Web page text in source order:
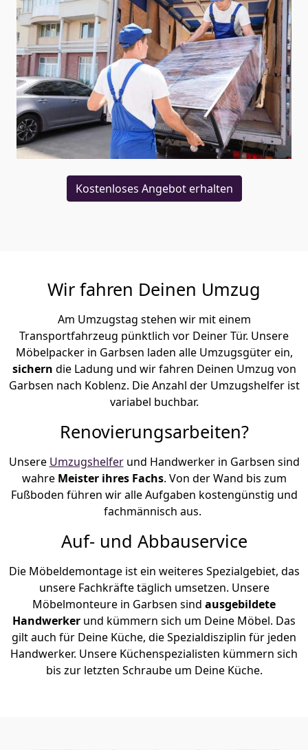
Kostenloses Angebot erhalten
Wir fahren Deinen Umzug
Am Umzugstag stehen wir mit einem
Transportfahrzeug pünktlich vor Deiner Tür. Unsere
Möbelpacker in Garbsen laden alle Umzugsgüter ein,
sichern die Ladung und wir fahren Deinen Umzug von
Garbsen nach Koblenz. Die Anzahl der Umzugshelfer ist
variabel buchbar.
Renovierungsarbeiten?
Unsere Umzugshelferund Handwerker in Garbsen sind
wahre Meister ihres Fachs. Von der Wand bis zum
Fußboden führen wir alle Aufgaben kostengünstig und
fachmännisch aus.
Auf- und Abbauservice
Die Möbeldemontage ist ein weiteres Spezialgebiet, das
unsere Fachkräfte täglich umsetzen. Unsere
Möbelmonteure in Garbsen sind ausgebildete
Handwerker und kümmern sich um Deine Möbel. Das
gilt auch für Deine Küche, die Spezialdisziplin für jeden
Handwerker. Unsere Küchenspezialisten kümmern sich
bis zur letzten Schraube um Deine Küche.